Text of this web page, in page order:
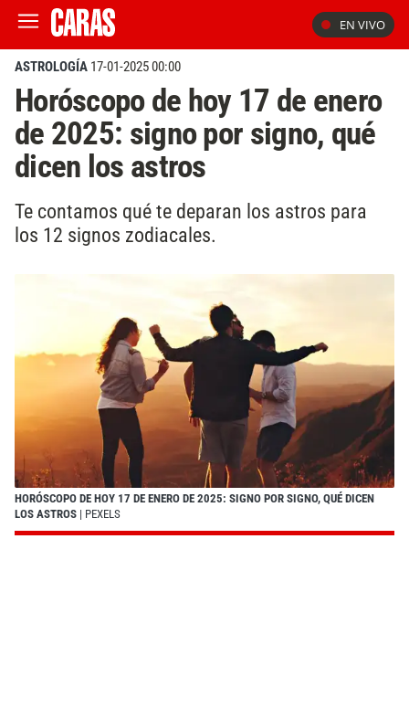
EN VIVO
ASTROLOGÍA 17-01-2025 00:00
Horóscopo de hoy 17 de enero
de 2025: signo por signo, qué
dicen los astros
Te contamos qué te deparan los astros para
los 12 signos zodiacales.
HORÓSCOPO DE HOY 17 DE ENERO DE 2025: SIGNO POR SIGNO, QUÉ DICEN
LOS ASTROS | PEXELS